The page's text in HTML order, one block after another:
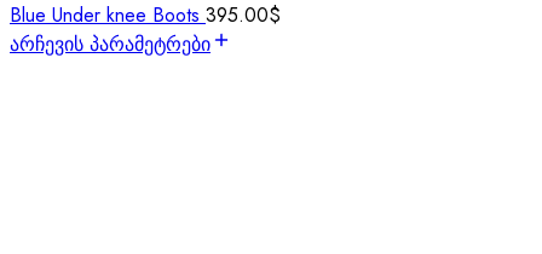
Blue Under knee Boots 395.00$
არჩევის პარამეტრები